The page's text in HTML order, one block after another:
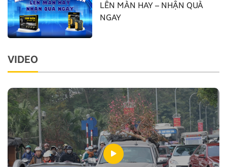
LÊN MÀN HAY – NHẬN QUÀ
NGAY
VIDEO